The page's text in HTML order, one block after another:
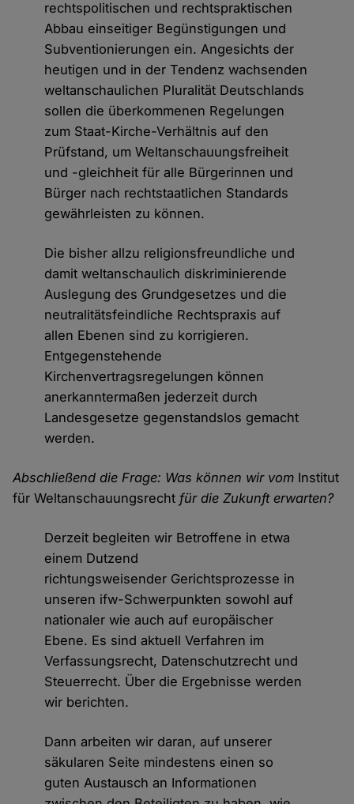
rechtspolitischen und rechtspraktischen
Abbau einseitiger Begünstigungen und
Subventionierungen ein. Angesichts der
heutigen und in der Tendenz wachsenden
weltanschaulichen Pluralität Deutschlands
sollen die überkommenen Regelungen
zum Staat-Kirche-Verhältnis auf den
Prüfstand, um Weltanschauungsfreiheit
und -gleichheit für alle Bürgerinnen und
Bürger nach rechtstaatlichen Standards
gewährleisten zu können.
Die bisher allzu religionsfreundliche und
damit weltanschaulich diskriminierende
Auslegung des Grundgesetzes und die
neutralitätsfeindliche Rechtspraxis auf
allen Ebenen sind zu korrigieren.
Entgegenstehende
Kirchenvertragsregelungen können
anerkanntermaßen jederzeit durch
Landesgesetze gegenstandslos gemacht
werden.
Abschließend die Frage: Was können wir vom Institut
für Weltanschauungsrecht für die Zukunft erwarten?
Derzeit begleiten wir Betroffene in etwa
einem Dutzend
richtungsweisender Gerichtsprozesse in
unseren ifw-Schwerpunkten sowohl auf
nationaler wie auch auf europäischer
Ebene. Es sind aktuell Verfahren im
Verfassungsrecht, Datenschutzrecht und
Steuerrecht. Über die Ergebnisse werden
wir berichten.
Dann arbeiten wir daran, auf unserer
säkularen Seite mindestens einen so
guten Austausch an Informationen